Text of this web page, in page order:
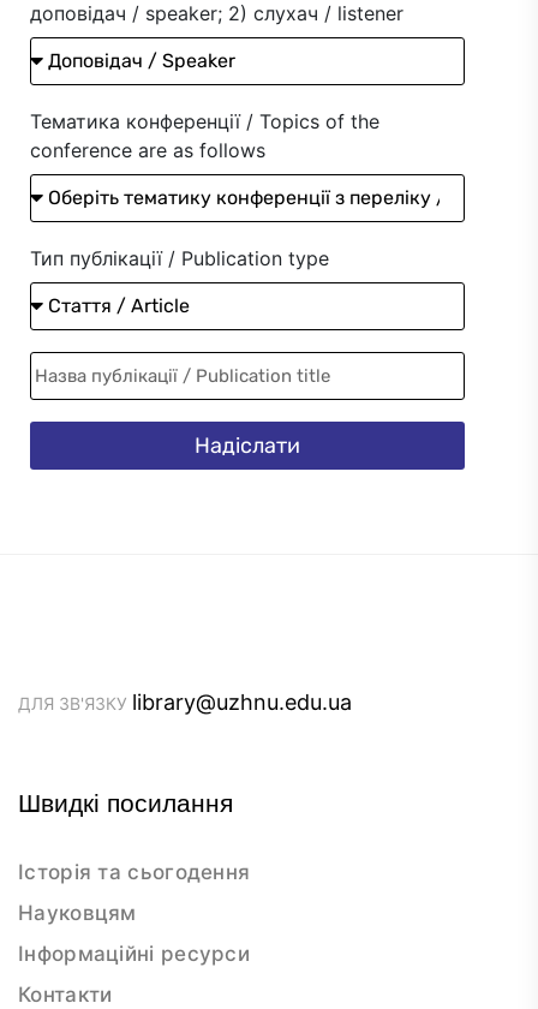
доповідач / speaker; 2) слухач / listener
Тематика конференції / Topics of the
conference are as follows
Тип публікації / Publication type
Надіслати
ДЛЯ ЗВ'ЯЗКУ library@uzhnu.edu.ua
Швидкі посилання
Історія та сьогодення
Науковцям
Інформаційні ресурси
Контакти